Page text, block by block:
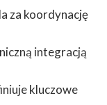
za koordynację
integracją
kluczowe